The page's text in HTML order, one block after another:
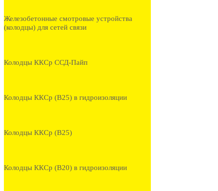
Железобетонные смотровые устройства
(колодцы) для сетей связи
Колодцы ККСр ССД-Пайп
Колодцы ККСр (В25) в гидроизоляции
Колодцы ККСр (В25)
Колодцы ККСр (В20) в гидроизоляции